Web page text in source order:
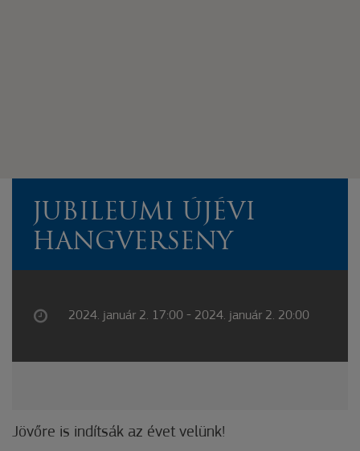
JUBILEUMI ÚJÉVI
HANGVERSENY
2024. január 2. 17:00 - 2024. január 2. 20:00
Jövőre is indítsák az évet velünk!